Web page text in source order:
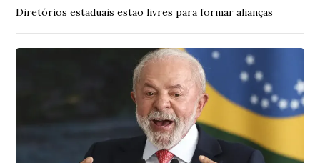
Diretórios estaduais estão livres para formar alianças